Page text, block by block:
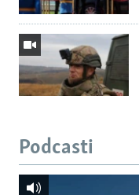
Podcasti